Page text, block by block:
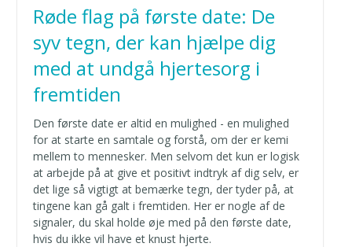
Røde flag på første date: De
syv tegn, der kan hjælpe dig
med at undgå hjertesorg i
fremtiden
Den første date er altid en mulighed - en mulighed
for at starte en samtale og forstå, om der er kemi
mellem to mennesker. Men selvom det kun er logisk
at arbejde på at give et positivt indtryk af dig selv, er
det lige så vigtigt at bemærke tegn, der tyder på, at
tingene kan gå galt i fremtiden. Her er nogle af de
signaler, du skal holde øje med på den første date,
hvis du ikke vil have et knust hjerte.